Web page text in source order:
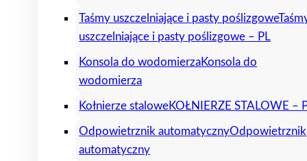
Taśmy uszczelniające i pasty poślizgowe
uszczelniające i pasty poślizgowe – PL
Konsola do wodomierzaKonsola do
wodomierza
Kołnierze staloweKOŁNIERZE STALOWE –
Odpowietrznik automatycznyOdpowietrznik
automatyczny